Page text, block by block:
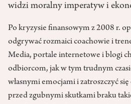
widzi moralny imperatyw i
Po kryzysie finansowym z 2008 r.
odgrywać rozmaici coachowie i
Media, portale internetowe i blogi
odbiorcom, jak w tym trudnym
własnymi emocjami i zatroszczyć
przed zgubnymi skutkami braku